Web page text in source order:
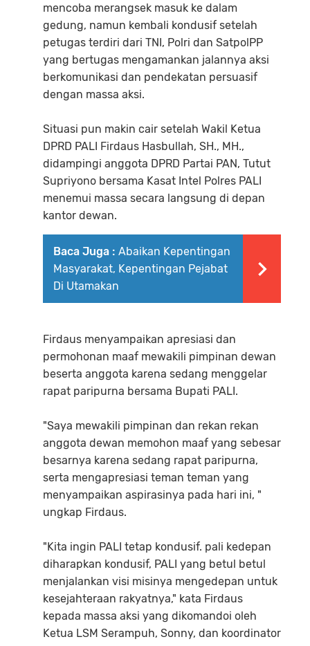
mencoba merangsek masuk ke dalam
gedung, namun kembali kondusif setelah
petugas terdiri dari TNI, Polri dan SatpolPP
yang bertugas mengamankan jalannya aksi
berkomunikasi dan pendekatan persuasif
dengan massa aksi.
Situasi pun makin cair setelah Wakil Ketua
DPRD PALI Firdaus Hasbullah, SH., MH.,
didampingi anggota DPRD Partai PAN, Tutut
Supriyono bersama Kasat Intel Polres PALI
menemui massa secara langsung di depan
kantor dewan.
Baca Juga : Abaikan Kepentingan
Masyarakat, Kepentingan Pejabat
Di Utamakan
Firdaus menyampaikan apresiasi dan
permohonan maaf mewakili pimpinan dewan
beserta anggota karena sedang menggelar
rapat paripurna bersama Bupati PALI.
"Saya mewakili pimpinan dan rekan rekan
anggota dewan memohon maaf yang sebesar
besarnya karena sedang rapat paripurna,
serta mengapresiasi teman teman yang
menyampaikan aspirasinya pada hari ini, "
ungkap Firdaus.
"Kita ingin PALI tetap kondusif. pali kedepan
diharapkan kondusif, PALI yang betul betul
menjalankan visi misinya mengedepan untuk
kesejahteraan rakyatnya," kata Firdaus
kepada massa aksi yang dikomandoi oleh
Ketua LSM Serampuh, Sonny, dan koordinator